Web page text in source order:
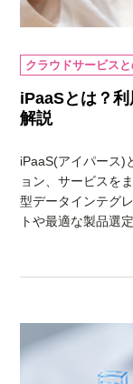
クラウドサービス
iPaaSとは？
解説
iPaaS(アイパース)
ョン、サービスを
型データインテグ
トや最適な製品選